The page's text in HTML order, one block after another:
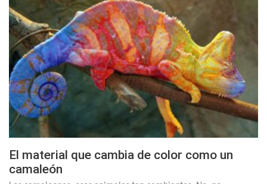
El material que cambia de color como un
camaleón